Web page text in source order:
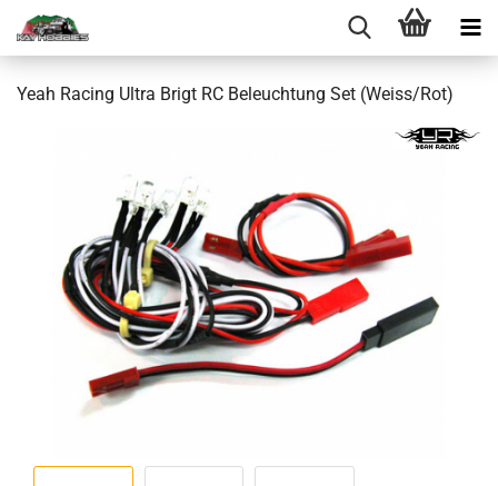
Yeah Racing Ultra Brigt RC Beleuchtung Set (Weiss/Rot)